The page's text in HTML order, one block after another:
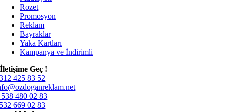
Rozet
Promosyon
Reklam
Bayraklar
Yaka Kartları
Kampanya ve İndirimli
İletişime Geç !
425 83 52
480 02 83
669 02 83